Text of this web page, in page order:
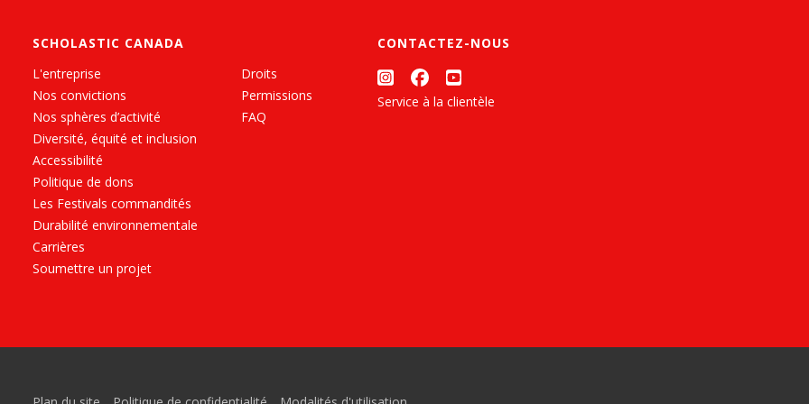
SCHOLASTIC CANADA
L'entreprise
Nos convictions
Nos sphères d’activité
Diversité, équité et inclusion
Accessibilité
Politique de dons
Les Festivals commandités
Durabilité environnementale
Carrières
Soumettre un projet
Droits
Permissions
FAQ
CONTACTEZ-NOUS
Service à la clientèle